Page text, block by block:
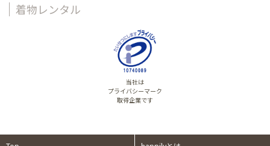
着物レンタル
当社は
プライバシーマーク
取得企業です